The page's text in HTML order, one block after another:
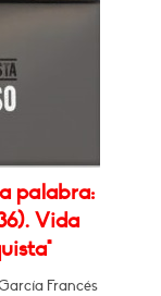
palabra:
Vida
Francés